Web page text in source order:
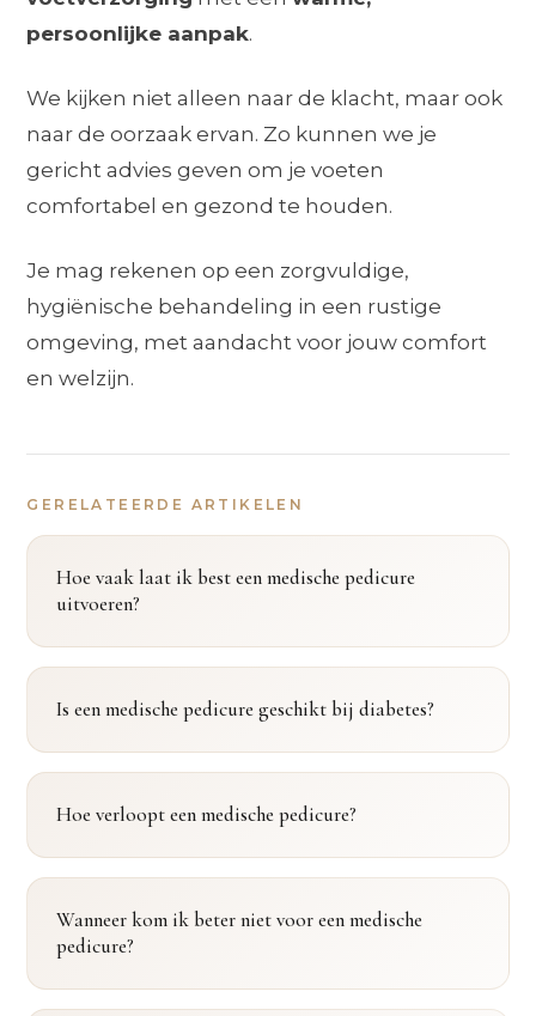
persoonlijke aanpak.
We kijken niet alleen naar de klacht, maar ook
naar de oorzaak ervan. Zo kunnen we je
gericht advies geven om je voeten
comfortabel en gezond te houden.
Je mag rekenen op een zorgvuldige,
hygiënische behandeling in een rustige
omgeving, met aandacht voor jouw comfort
en welzijn.
GERELATEERDE ARTIKELEN
Hoe vaak laat ik best een medische pedicure
uitvoeren?
Is een medische pedicure geschikt bij diabetes?
Hoe verloopt een medische pedicure?
Wanneer kom ik beter niet voor een medische
pedicure?